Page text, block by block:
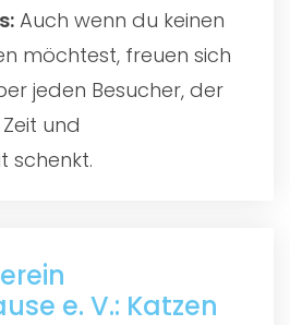
Auch wenn du keinen
möchtest, freuen sich
jeden Besucher, der
und
schenkt.
e. V.: Katzen